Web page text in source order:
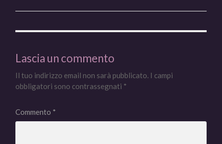
Lascia un commento
Il tuo indirizzo email non sarà pubblicato. I campi
obbligatori sono contrassegnati *
Commento *